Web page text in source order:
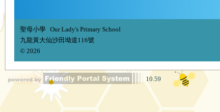
聖母小學 Our Lady's Primary School
九龍黃大仙沙田坳道116號
© 2026
10.59